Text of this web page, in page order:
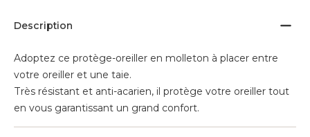
Description
Adoptez ce protège-oreiller en molleton à placer entre
votre oreiller et une taie.
Très résistant et anti-acarien, il protège votre oreiller tout
en vous garantissant un grand confort.